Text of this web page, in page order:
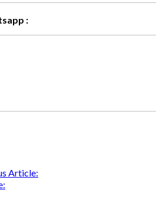
:
Article: